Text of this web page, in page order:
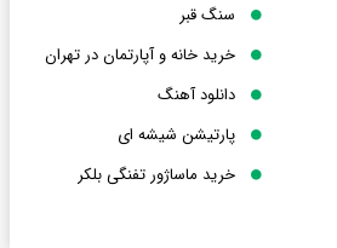
سنگ قبر
خرید خانه و آپارتمان در تهران
دانلود آهنگ
پارتیشن شیشه ای
خرید ماساژور تفنگی بلکر